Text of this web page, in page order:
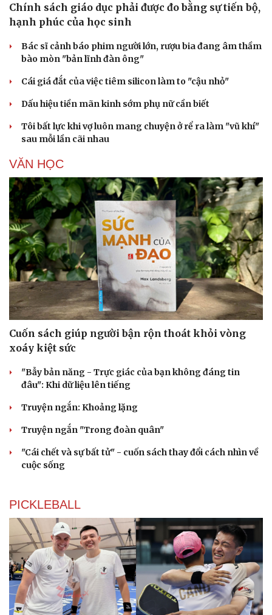
Cải chính
Chính sách giáo dục phải được đo bằng sự tiến bộ,
hạnh phúc của học sinh
Bác sĩ cảnh báo phim người lớn, rượu bia đang âm thầm
bào mòn "bản lĩnh đàn ông"
Cái giá đắt của việc tiêm silicon làm to "cậu nhỏ"
Dấu hiệu tiền mãn kinh sớm phụ nữ cần biết
Tôi bất lực khi vợ luôn mang chuyện ở rể ra làm "vũ khí"
sau mỗi lần cãi nhau
VĂN HỌC
Cuốn sách giúp người bận rộn thoát khỏi vòng
xoáy kiệt sức
"Bẫy bản năng - Trực giác của bạn không đáng tin
đâu": Khi dữ liệu lên tiếng
Truyện ngắn: Khoảng lặng
Truyện ngắn "Trong đoàn quân"
"Cái chết và sự bất tử" - cuốn sách thay đổi cách nhìn về
cuộc sống
PICKLEBALL